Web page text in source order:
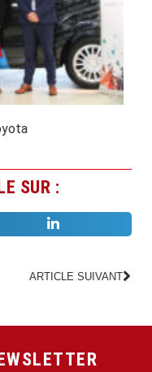
SUR :
ARTICLE SUIVANT